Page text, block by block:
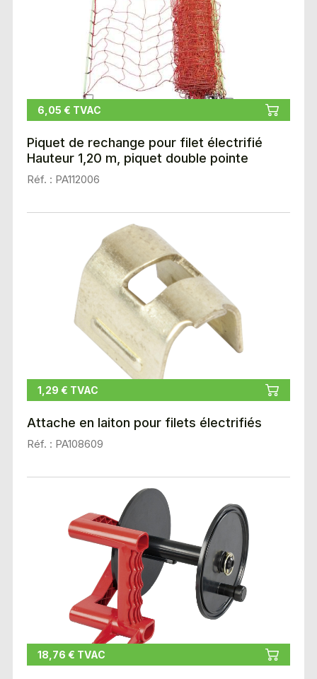
6,05 € TVAC
Piquet de rechange pour filet électrifié
Hauteur 1,20 m, piquet double pointe
Réf. : PA112006
1,29 € TVAC
Attache en laiton pour filets électrifiés
Réf. : PA108609
18,76 € TVAC